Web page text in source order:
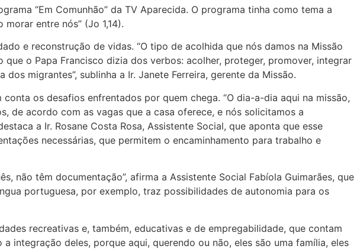
“Em Comunhão” da TV Aparecida. O programa tinha como tema a
entre nós” (Jo 1,14).
e reconstrução de vidas. “O tipo de acolhida que nós damos na Missão
o Papa Francisco dizia dos verbos: acolher, proteger, promover, integrar
migrantes”, sublinha a Ir. Janete Ferreira, gerente da Missão.
os desafios enfrentados por quem chega. “O dia-a-dia aqui na missão,
de acordo com as vagas que a casa oferece, e nós solicitamos a
a Ir. Rosane Costa Rosa, Assistente Social, que aponta que esse
necessárias, que permitem o encaminhamento para trabalho e
não têm documentação”, afirma a Assistente Social Fabíola Guimarães, que
portuguesa, por exemplo, traz possibilidades de autonomia para os
recreativas e, também, educativas e de empregabilidade, que contam
integração deles, porque aqui, querendo ou não, eles são uma família, eles